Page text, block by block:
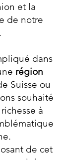
et la
de notre
dans
région
Suisse ou
souhaité
à
de cet